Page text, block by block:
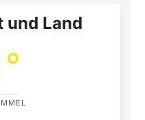
und Land